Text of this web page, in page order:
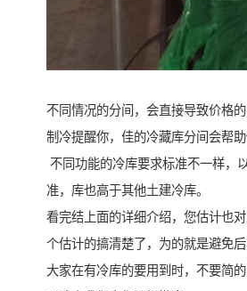
不同情况的分间，会直接导致价格
制冷提醒你，佳的冷藏库分间会帮
不同功能的冷库要求标准不一样，
准，库也高于其他土建冷库。
看完结上面的详细介绍，您估计也
个估计的搞清楚了，为的就是避免
大家在有冷库的要用到时，不要简